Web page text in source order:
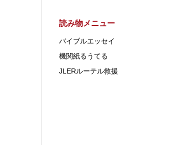
読み物メニュー
バイブルエッセイ
機関紙るうてる
JLERルーテル救援